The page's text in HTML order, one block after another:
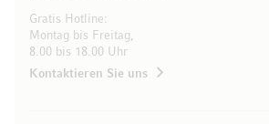
Gratis Hotline:
Montag bis Freitag,
8.00 bis 18.00 Uhr
Kontaktieren Sie uns